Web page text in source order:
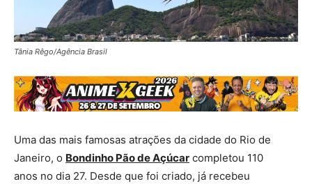
Tânia Rêgo/Agência Brasil
Uma das mais famosas atrações da cidade do Rio de
Janeiro, o Bondinho Pão de Açúcar completou 110
anos no dia 27. Desde que foi criado, já recebeu